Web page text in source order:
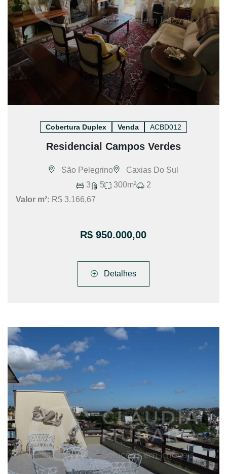
Cobertura Duplex Venda ACBD012
Residencial Campos Verdes
São Pelegrino
Caxias Do Sul
3
5 300m²
2
Valor m²: R$ 3.166,67
R$ 950.000,00
Detalhes